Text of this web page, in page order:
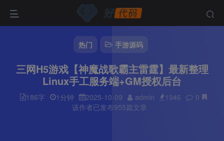
热门 手游源码
三网H5游戏【神魔战歌霸主雷霆】最新整理
Linux手工服务端+GM授权后台
186字 1分钟 2025-10-09 admin 1946
0
该作者已发布955篇文章